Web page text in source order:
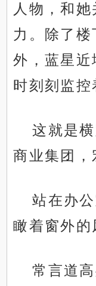
人物，和
力。除了楼
外，蓝星
时刻刻监控
这就是
商业集团，
站在办
瞰着窗外的
常言道